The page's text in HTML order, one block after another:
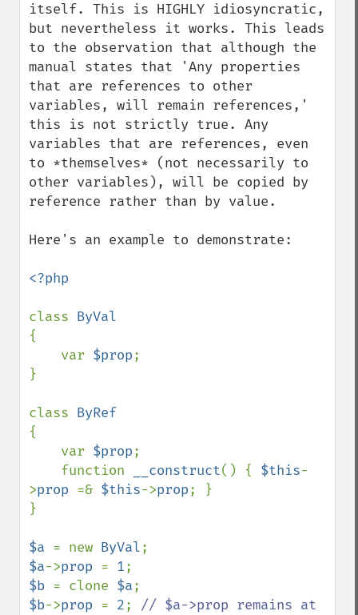
itself. This is HIGHLY idiosyncratic,
but nevertheless it works. This leads
to the observation that although the
manual states that 'Any properties
that are references to other
variables, will remain references,'
this is not strictly true. Any
variables that are references, even
to *themselves* (not necessarily to
other variables), will be copied by
reference rather than by value.
Here's an example to demonstrate:
<?php
class
{
    var
$prop;
}
class
{
    var
$prop;
    function
__construct() { $this-
>prop =& $this->prop; }
}
$a = new ByVal
$a->prop = 1
$b = clone $a
$b->prop = 2; // $a->prop remains at